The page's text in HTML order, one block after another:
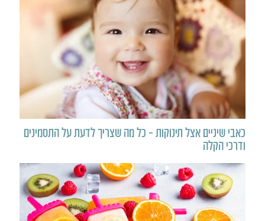
כאבי שיניים אצל תינוקות – כל מה שצריך לדעת על התסמינים
ודרכי הקלה